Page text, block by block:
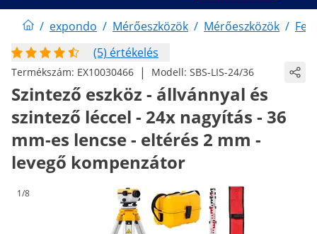
/ expondo / Mérőeszközök / Mérőeszközök /
(5) értékelés
Termékszám: EX10030466 | Modell: SBS-LIS-24/36
Szintező eszköz - állvánnyal és
szintező léccel - 24x nagyítás - 36
mm-es lencse - eltérés 2 mm -
levegő kompenzátor
1/8